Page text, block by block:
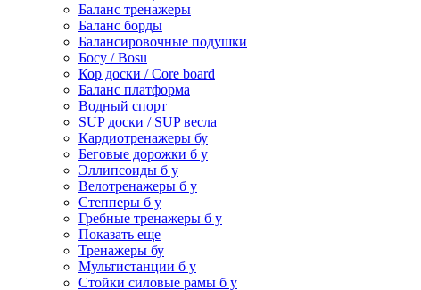
Баланс тренажеры
Баланс борды
Балансировочные подушки
Босу / Bosu
Кор доски / Core board
Баланс платформа
Водный спорт
SUP доски / SUP весла
Кардиотренажеры бу
Беговые дорожки б у
Эллипсоиды б у
Велотренажеры б у
Степперы б у
Гребные тренажеры б у
Показать еще
Тренажеры бу
Мультистанции б у
Стойки силовые рамы б у